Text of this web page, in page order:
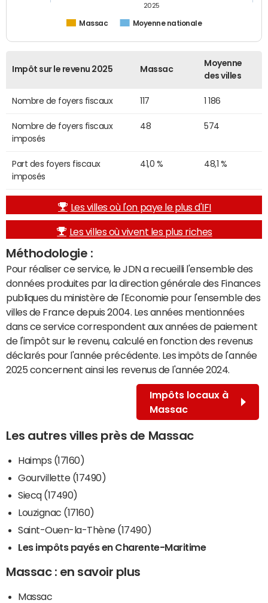
Massac Moyenne nationale
2025
Impôt sur le revenu 2025 Massac
Moyenne
des villes
Nombre de foyers fiscaux 117 1 186
Nombre de foyers fiscaux
imposés
48 574
Part des foyers fiscaux
imposés
41,0 % 48,1 %
Les villes où l'on paye le plus d'IFI
Les villes où vivent les plus riches
Méthodologie :
Pour réaliser ce service, le JDN a recueilli l'ensemble des
données produites par la direction générale des Finances
publiques du ministère de l'Economie pour l'ensemble des
villes de France depuis 2004. Les années mentionnées
dans ce service correspondent aux années de paiement
de l'impôt sur le revenu, calculé en fonction des revenus
déclarés pour l'année précédente. Les impôts de l'année
2025 concernent ainsi les revenus de l'année 2024.
Impôts locaux à
Massac
Les autres villes près de Massac
Haimps (17160)
Gourvillette (17490)
Siecq (17490)
Louzignac (17160)
Saint-Ouen-la-Thène (17490)
Les impôts payés en Charente-Maritime
Massac : en savoir plus
Massac